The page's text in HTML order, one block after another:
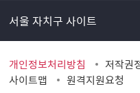
서울 자치구 사이트
개인정보처리방침 저작권
사이트맵
원격지원요청